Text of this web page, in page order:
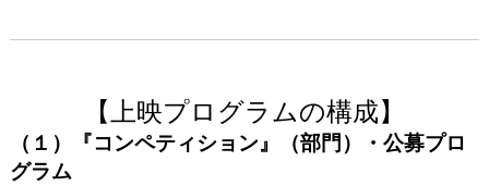
【上映プログラムの構成】
（１）『コンペティション』（部門）・公募プロ
グラム